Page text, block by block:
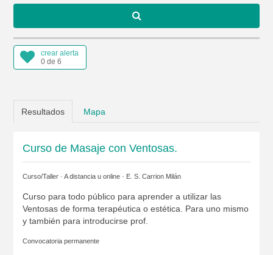
crear alerta
0 de 6
Resultados Mapa
Curso de Masaje con Ventosas.
Curso/Taller · A distancia u online · E. S. Carrion Milán
Curso para todo público para aprender a utilizar las
Ventosas de forma terapéutica o estética. Para uno mismo
y también para introducirse prof.
Convocatoria permanente